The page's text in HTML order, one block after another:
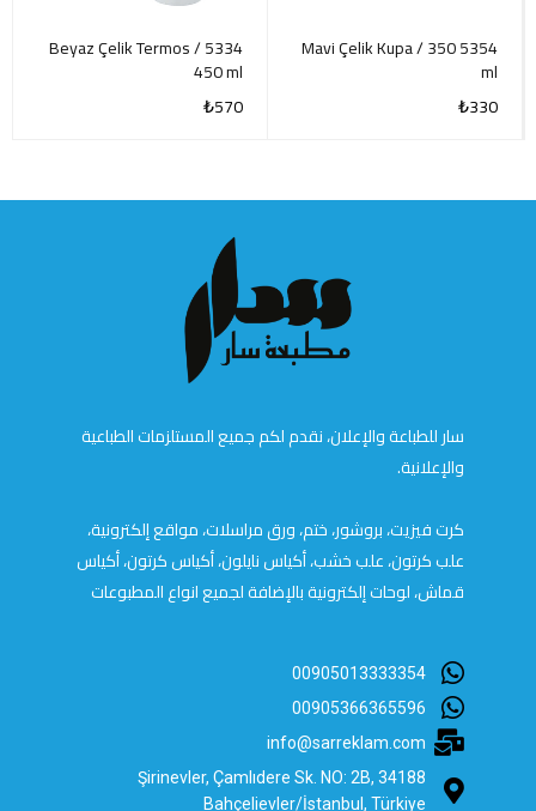
5354 Mavi Çelik Kupa / 350
ml
₺330
5334 Beyaz Çelik Termos /
450 ml
₺570
سار للطباعة والإعلان، نقدم لكم جميع المستلزمات الطباعية
والإعلانية.
كرت فيزيت، بروشور، ختم، ورق مراسلات، مواقع إلكترونية،
علب كرتون، علب خشب، أكياس نايلون، أكياس كرتون، أكياس
قماش، لوحات إلكترونية بالإضافة لجميع انواع المطبوعات
00905013333354
00905366365596
info@sarreklam.com
Şirinevler, Çamlıdere Sk. NO: 2B, 34188
Bahçelievler/İstanbul, Türkiye